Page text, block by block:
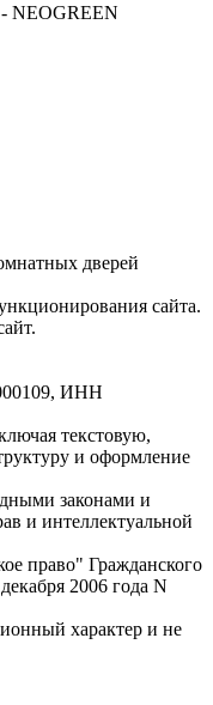
NEOGREEN
дверей
сайта.
ИНН
текстовую,
и оформление
законами и
и интеллектуальной
право" Гражданского
2006 года N
характер и не